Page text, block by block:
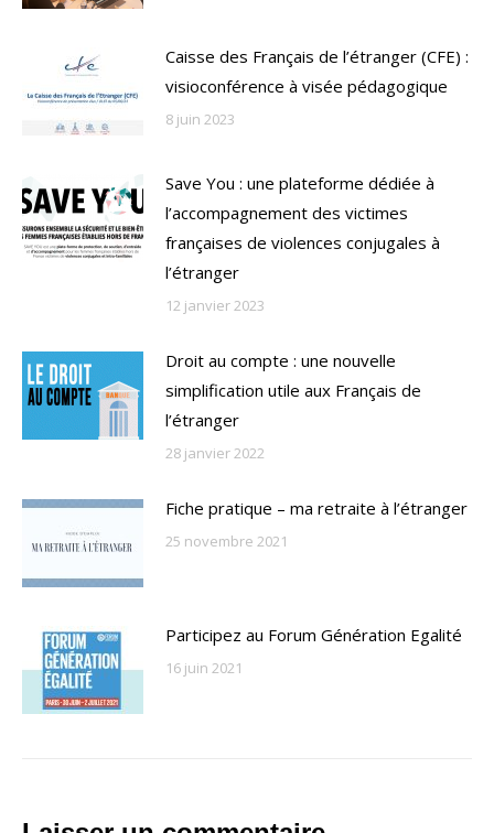
Caisse des Français de l’étranger (CFE) :
visioconférence à visée pédagogique
8 juin 2023
Save You : une plateforme dédiée à
l’accompagnement des victimes
françaises de violences conjugales à
l’étranger
12 janvier 2023
Droit au compte : une nouvelle
simplification utile aux Français de
l’étranger
28 janvier 2022
Fiche pratique – ma retraite à l’étranger
25 novembre 2021
Participez au Forum Génération Egalité
16 juin 2021